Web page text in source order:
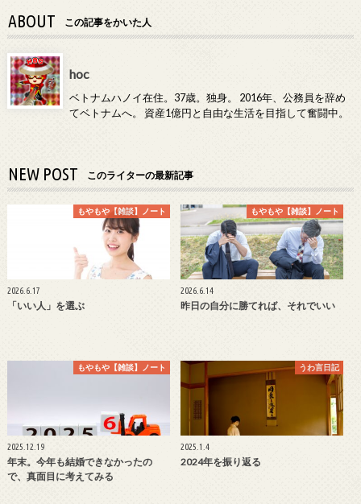
ABOUT この記事をかいた人
hoc
ベトナムハノイ在住。37歳。独身。 2016年、公務員を辞め
てベトナムへ。 資産1億円と自由な生活を目指して奮闘中。
NEW POST このライターの最新記事
もやもや【雑談】ノート
2026.6.17
「いい人」を選ぶ
もやもや【雑談】ノート
2026.6.14
昨日の自分に勝てれば、それでいい
もやもや【雑談】ノート
2025.12.19
年末。今年も結婚できなかったの
で、真面目に考えてみる
うわ言日記
2025.1.4
2024年を振り返る